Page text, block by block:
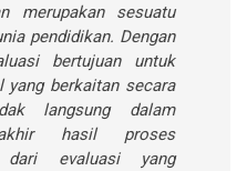
merupakan sesuatu
pendidikan. Dengan
bertujuan untuk
yang berkaitan secara
langsung dalam
hasil proses
dari evaluasi yang